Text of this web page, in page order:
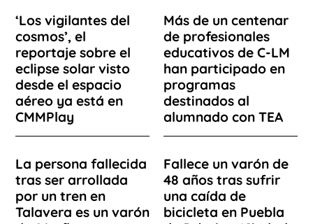
‘Los vigilantes del
cosmos’, el
reportaje sobre el
eclipse solar visto
desde el espacio
aéreo ya está en
CMMPlay
Más de un centenar
de profesionales
educativos de C-LM
han participado en
programas
destinados al
alumnado con TEA
La persona fallecida
tras ser arrollada
por un tren en
Talavera es un varón
Fallece un varón de
48 años tras sufrir
una caída de
bicicleta en Puebla